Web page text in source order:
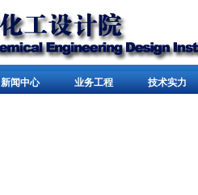
新闻中心 业务工程 技术实力